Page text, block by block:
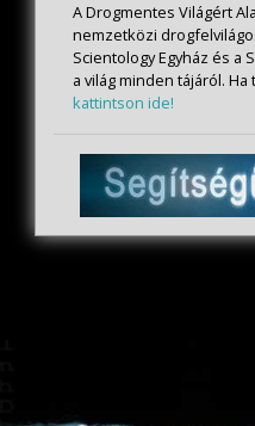
A Drogmentes Világért
nemzetközi
Scientology Egyház és
a világ minden tájáról.
kattintson ide!